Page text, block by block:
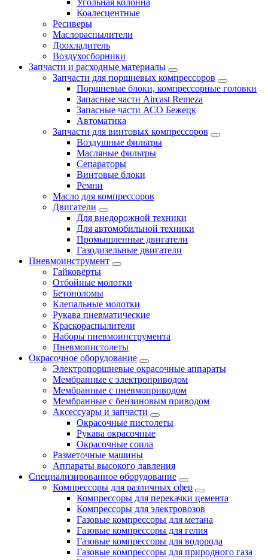
Коалесцентные
Ресиверы
Маслораспылители
Доохладитель
Воздухосборники
Запчасти и расходные материалы
Запчасти для поршневых компрессоров
Поршневые блоки, компрессорные головки
Запасные части Aircast Remeza
Запасные части АСО Бежецк
Автоматика
Запчасти для винтовых компрессоров
Воздушные фильтры
Масляные фильтры
Сепараторы
Винтовые блоки
Ремни
Масло для компрессоров
Двигатели
Для внедорожной техники
Для автомобильной техники
Промышленные двигатели
Газодизельные двигатели
Пневмоинструмент
Гайковёрты
Отбойные молотки
Бетоноломы
Клепальные молотки
Рукава пневматические
Краскораспылители
Наборы пневмоинструмента
Пневмопистолеты
Окрасочное оборудование
Электропоршневые окрасочные аппараты
Мембранные с электроприводом
Мембранные с пневмоприводом
Мембранные с бензиновым приводом
Аксессуары и запчасти
Окрасочные пистолеты
Рукава окрасочные
Окрасочные сопла
Разметочные машины
Аппараты высокого давления
Специализированное оборудование
Компрессоры для различных сфер
Компрессоры для перекачки цемента
Компрессоры для электровозов
Газовые компрессоры для метана
Газовые компрессоры для гелия
Газовые компрессоры для водорода
Газовые компрессоры для природного газа